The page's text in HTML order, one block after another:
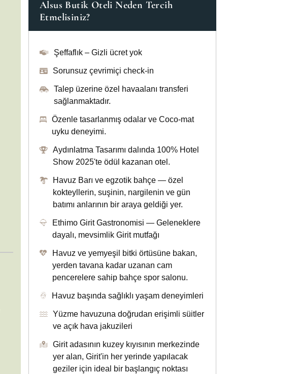
Alsus Butik Oteli Neden Tercih
Etmelisiniz?
Şeffaflık – Gizli ücret yok
Sorunsuz çevrimiçi check-in
Talep üzerine özel havaalanı transferi
sağlanmaktadır.
Özenle tasarlanmış odalar ve Coco-mat
uyku deneyimi.
Aydınlatma Tasarımı dalında 100% Hotel
Show 2025'te ödül kazanan otel.
Havuz Barı ve egzotik bahçe — özel
kokteyllerin, suşinin, nargilenin ve gün
batımı anlarının bir araya geldiği yer.
Ethimo Girit Gastronomisi — Geleneklere
dayalı, mevsimlik Girit mutfağı
Havuz ve yemyeşil bitki örtüsüne bakan,
yerden tavana kadar uzanan cam
pencerelere sahip bahçe spor salonu.
Havuz başında sağlıklı yaşam deneyimleri
Yüzme havuzuna doğrudan erişimli süitler
ve açık hava jakuzileri
Girit adasının kuzey kıyısının merkezinde
yer alan, Girit'in her yerinde yapılacak
geziler için ideal bir başlangıç noktası